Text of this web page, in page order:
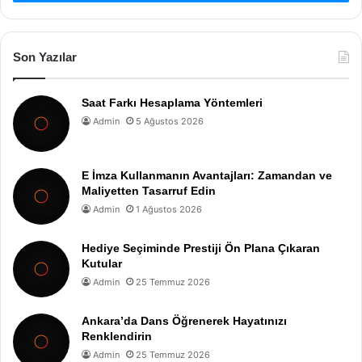
Son Yazılar
Saat Farkı Hesaplama Yöntemleri
Admin 5 Ağustos 2026
E İmza Kullanmanın Avantajları: Zamandan ve
Maliyetten Tasarruf Edin
Admin 1 Ağustos 2026
Hediye Seçiminde Prestiji Ön Plana Çıkaran
Kutular
Admin 25 Temmuz 2026
Ankara’da Dans Öğrenerek Hayatınızı
Renklendirin
Admin 25 Temmuz 2026